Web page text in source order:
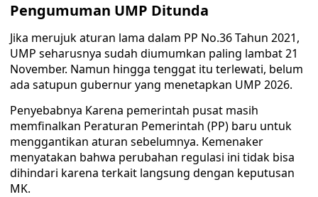
Pengumuman UMP Ditunda
Jika merujuk aturan lama dalam PP No.36 Tahun 2021,
UMP seharusnya sudah diumumkan paling lambat 21
November. Namun hingga tenggat itu terlewati, belum
ada satupun gubernur yang menetapkan UMP 2026.
Penyebabnya Karena pemerintah pusat masih
memfinalkan Peraturan Pemerintah (PP) baru untuk
menggantikan aturan sebelumnya. Kemenaker
menyatakan bahwa perubahan regulasi ini tidak bisa
dihindari karena terkait langsung dengan keputusan
MK.